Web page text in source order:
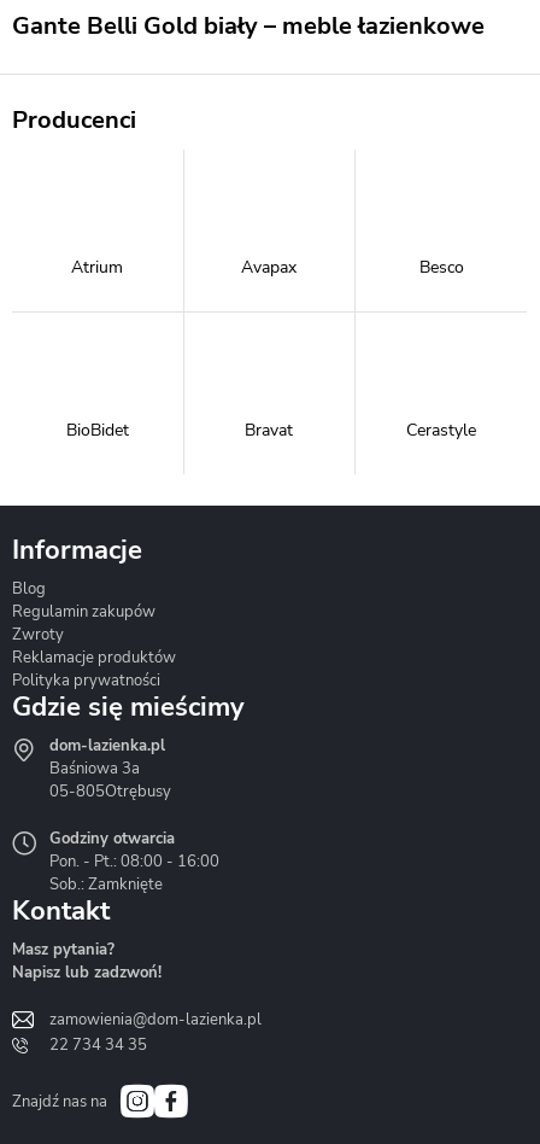
Gante Belli Gold biały – meble łazienkowe
Producenci
Atrium Avapax Besco
BioBidet Bravat Cerastyle
Hydrostop
Liveno
Bath&Spa
Informacje
Blog
Regulamin zakupów
Zwroty
Reklamacje produktów
Polityka prywatności
Gdzie się mieścimy
dom-lazienka.pl
Baśniowa 3a
05-805Otrębusy
Godziny otwarcia
Pon. - Pt.: 08:00 - 16:00
Sob.: Zamknięte
Kontakt
Masz pytania?
Napisz lub zadzwoń!
zamowienia@dom-lazienka.pl
22 734 34 35
Znajdź nas na